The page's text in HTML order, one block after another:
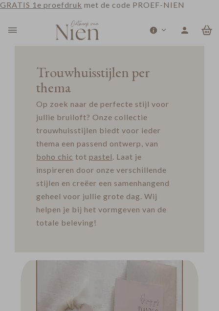
GRATIS 1e proefdruk met de code PROEF-NIEN
Trouwhuisstijlen per
thema
Op zoek naar de perfecte stijl voor
jullie bruiloft? Onze collectie
trouwhuisstijlen biedt voor ieder
thema een passend ontwerp, van
boho chic tot pastel. Laat je
inspireren door onze verschillende
stijlen en creëer een samenhangend
geheel voor jullie grote dag. Wij
helpen je bij het vormgeven van de
totale beleving!